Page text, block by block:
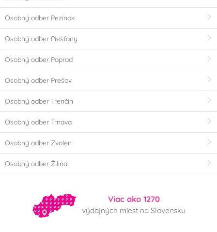
Osobný odber Pezinok
Osobný odber Piešťany
Osobný odber Poprad
Osobný odber Prešov
Osobný odber Trenčín
Osobný odber Trnava
Osobný odber Zvolen
Osobný odber Žilina
Viac ako 1270
výdajných miest na Slovensku